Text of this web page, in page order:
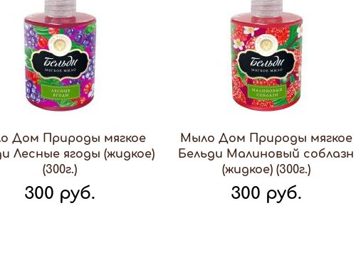
Дом Природы мягкое
Лесные ягоды (жидкое)
(300г.)
300 руб.
Мыло Дом Природы мягкое
Бельди Малиновый соблазн
(жидкое) (300г.)
300 руб.